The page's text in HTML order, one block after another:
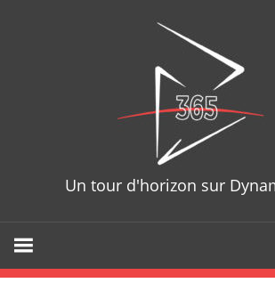
Un tour d'horizon sur